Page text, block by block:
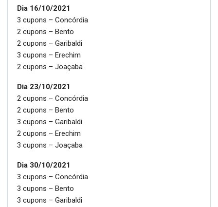
Dia 16/10/2021
3 cupons – Concórdia
2 cupons – Bento
2 cupons – Garibaldi
3 cupons – Erechim
2 cupons – Joaçaba
Dia 23/10/2021
2 cupons – Concórdia
2 cupons – Bento
3 cupons – Garibaldi
2 cupons – Erechim
3 cupons – Joaçaba
Dia 30/10/2021
3 cupons – Concórdia
3 cupons – Bento
3 cupons – Garibaldi